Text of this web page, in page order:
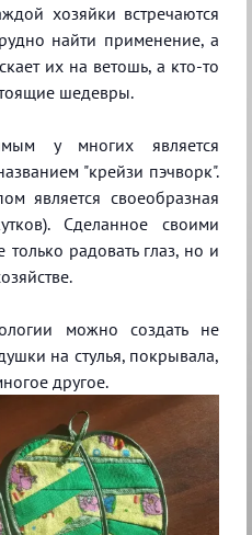
хозяйки встречаются
найти применение, а
их на ветошь, а кто-то
шедевры.
у многих является
"крейзи пэчворк".
является своеобразная
Сделанное своими
радовать глаз, но и
можно создать не
на стулья, покрывала,
другое.